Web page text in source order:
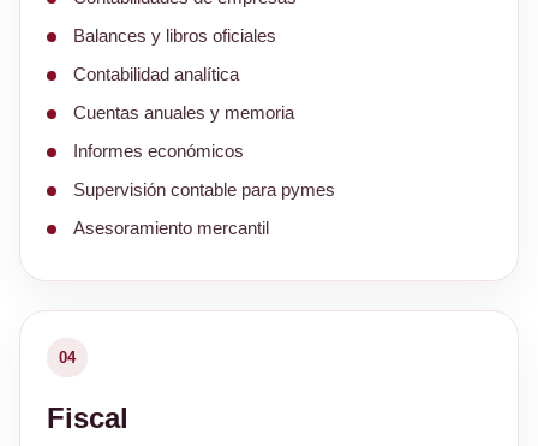
Balances y libros oficiales
Contabilidad analítica
Cuentas anuales y memoria
Informes económicos
Supervisión contable para pymes
Asesoramiento mercantil
04
Fiscal